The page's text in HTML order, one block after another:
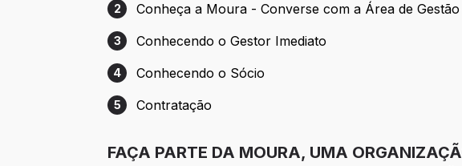
Etapa 2: Conheça a Moura - Converse com a Área de
2 Conheça a Moura - Converse com a Área de Gestão
Etapa 3: Conhecendo o Gestor Imediato
3 Conhecendo o Gestor Imediato
Etapa 4: Conhecendo o Sócio
4 Conhecendo o Sócio
Etapa 5: Contratação
5 Contratação
FAÇA PARTE DA MOURA, UMA